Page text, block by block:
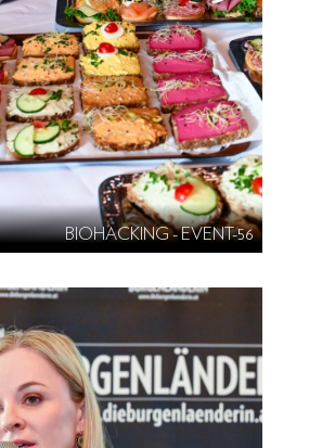
BIOHACKING - EVENT-56